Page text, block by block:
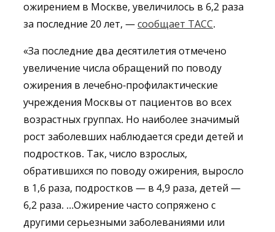
ожирением в Москве, увеличилось в 6,2 раза
за последние 20 лет, —сообщает ТАСС.
«За последние два десятилетия отмечено
увеличение числа обращений по поводу
ожирения в лечебно-профилактические
учреждения Москвы от пациентов во всех
возрастных группах. Но наиболее значимый
рост заболевших наблюдается среди детей и
подростков. Так, число взрослых,
обратившихся по поводу ожирения, выросло
в 1,6 раза, подростков — в 4,9 раза, детей —
6,2 раза. …Ожирение часто сопряжено с
другими серьезными заболеваниями или